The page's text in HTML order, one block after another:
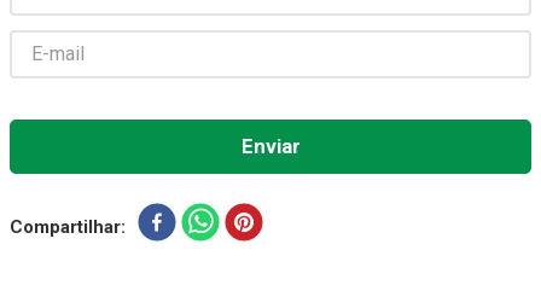
Compartilhar
8º Gaze Esteril
9º